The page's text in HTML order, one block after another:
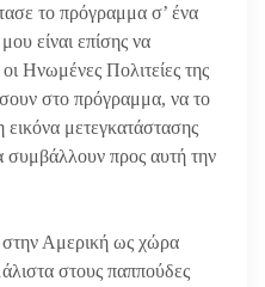
το πρόγραμμα σ’ ένα
είναι επίσης να
Ηνωμένες Πολιτείες της
στο πρόγραμμα, να το
μετεγκατάστασης
προς αυτή την
στην Αμερική ως χώρα
στους παππούδες